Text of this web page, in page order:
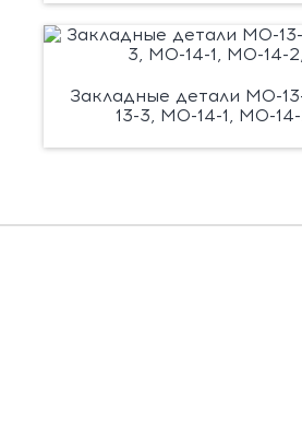
Закладные детали М0-
13-3, М0-14-1, М0-